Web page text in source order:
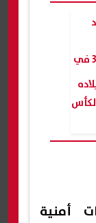
المتأهلة إلى دور الـ32 في
أمنية